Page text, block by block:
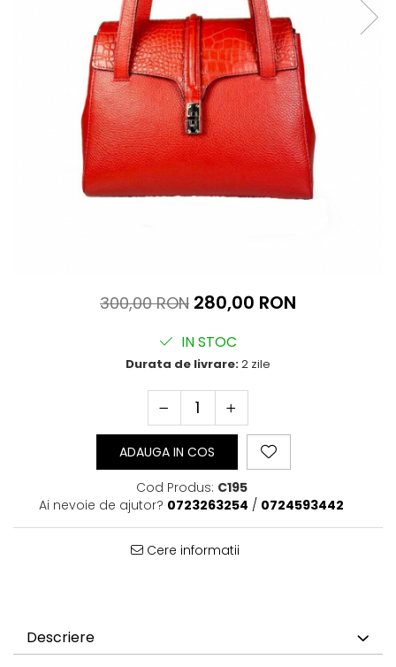
300,00 RON 280,00 RON
IN STOC
Durata de livrare:2 zile
ADAUGA IN COS
Cod Produs: C195
Ai nevoie de ajutor? 0723263254 / 0724593442
Cere informatii
Descriere